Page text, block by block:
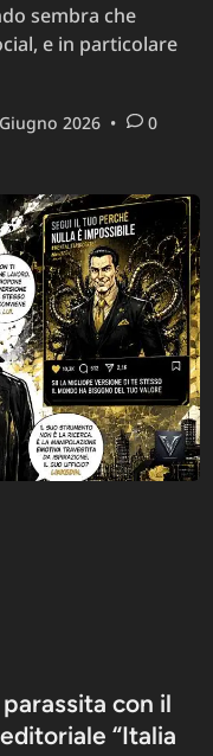
sembra che
e in particolare
2026 • 0
con il
“Italia